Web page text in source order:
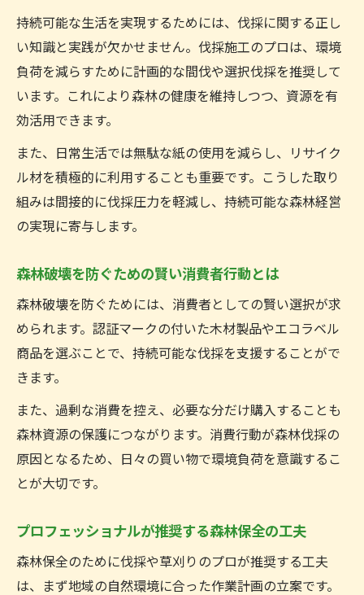
持続可能な生活を実現するためには、伐採に関する正し
い知識と実践が欠かせません。伐採施工のプロは、環境
負荷を減らすために計画的な間伐や選択伐採を推奨して
います。これにより森林の健康を維持しつつ、資源を有
効活用できます。
また、日常生活では無駄な紙の使用を減らし、リサイク
ル材を積極的に利用することも重要です。こうした取り
組みは間接的に伐採圧力を軽減し、持続可能な森林経営
の実現に寄与します。
森林破壊を防ぐための賢い消費者行動とは
森林破壊を防ぐためには、消費者としての賢い選択が求
められます。認証マークの付いた木材製品やエコラベル
商品を選ぶことで、持続可能な伐採を支援することがで
きます。
また、過剰な消費を控え、必要な分だけ購入することも
森林資源の保護につながります。消費行動が森林伐採の
原因となるため、日々の買い物で環境負荷を意識するこ
とが大切です。
プロフェッショナルが推奨する森林保全の工夫
森林保全のために伐採や草刈りのプロが推奨する工夫
は、まず地域の自然環境に合った作業計画の立案です。